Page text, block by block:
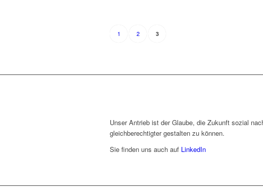
1 2 3
Unser Antrieb ist der Glaube, die Zukunft sozial
gleichberechtigter gestalten zu können.
Sie finden uns auch auf LinkedIn